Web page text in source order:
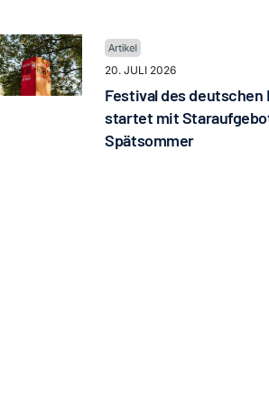
20. JULI 2026
Festival des deutschen
startet mit
Spätsommer